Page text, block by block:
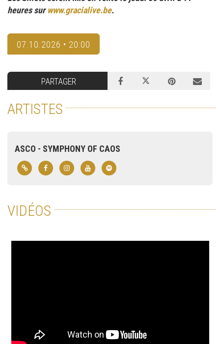
heures surwww.gracialive.be.
07.10.2026 • 20:00
PARTAGER
ARTISTES
ASCO - SYMPHONY OF CAOS
VIDÉOS